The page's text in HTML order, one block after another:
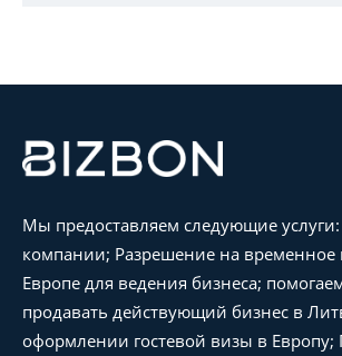
Мы предоставляем следующие услуги:
компании; Разрешение на
Европе для ведения бизнеса;
продавать действующий бизнес в
оформлении гостевой визы в Европу;